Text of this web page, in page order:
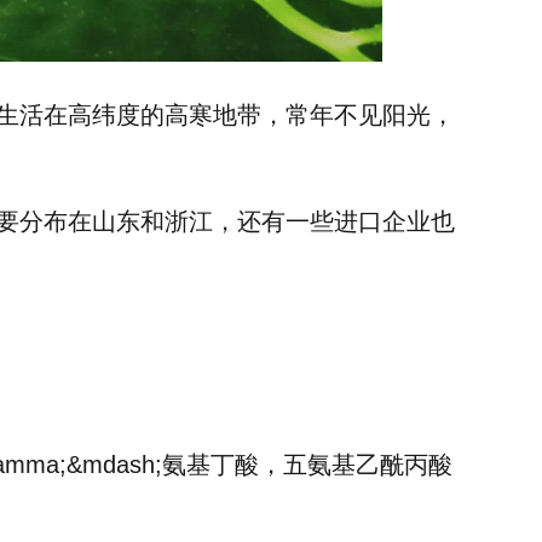
在高纬度的高寒地带，常年不见阳光，
分布在山东和浙江，还有一些进口企业也
氨基丁酸，五氨基乙酰丙酸